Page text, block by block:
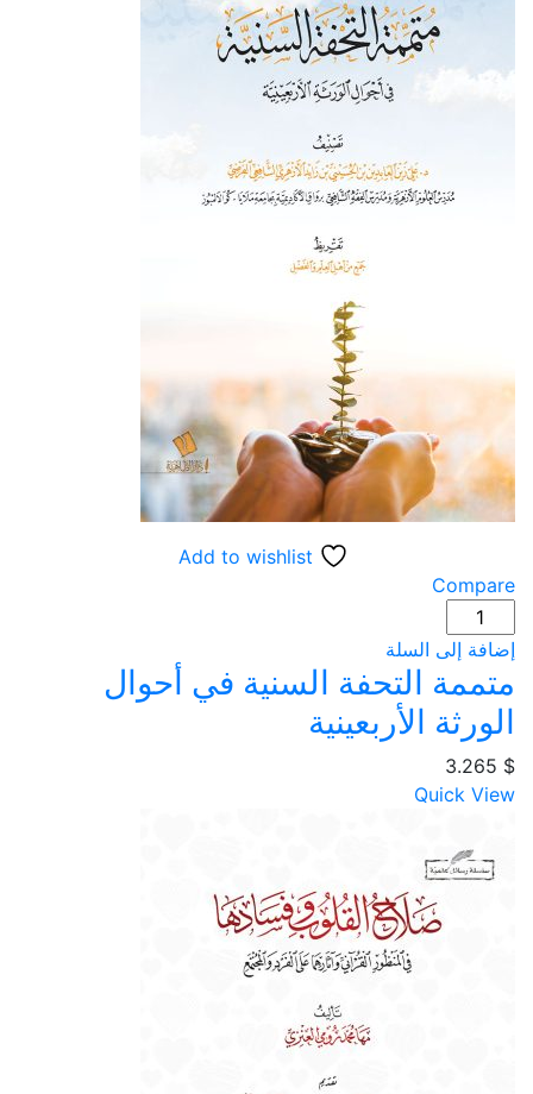
Add to wishlist
Compare
كمية
متممة
التحفة
السنية
في
أحوال
الورثة
إضافة إلى السلة
متممة التحفة السنية في أحوال
الورثة الأربعينية
3.265 $
Quick View